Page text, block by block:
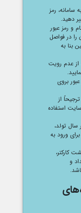
سامانه، رمز
دهید.
و رمز عبور
را در فواصل
بنا به
از عدم رویت
بروی
از
استفاده
سال تولد،
ورود به
کارکتر،
و